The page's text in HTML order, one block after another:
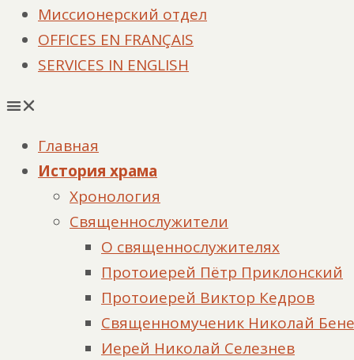
Миссионерский отдел
OFFICES EN FRANÇAIS
SERVICES IN ENGLISH
Главная
История храма
Хронология
Священнослужители
О священнослужителях
Протоиерей Пётр Приклонский
Протоиерей Виктор Кедров
Священномученик Николай
Иерей Николай Селезнев